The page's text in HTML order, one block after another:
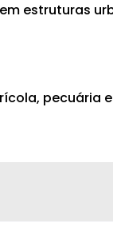
estruturas
pecuária